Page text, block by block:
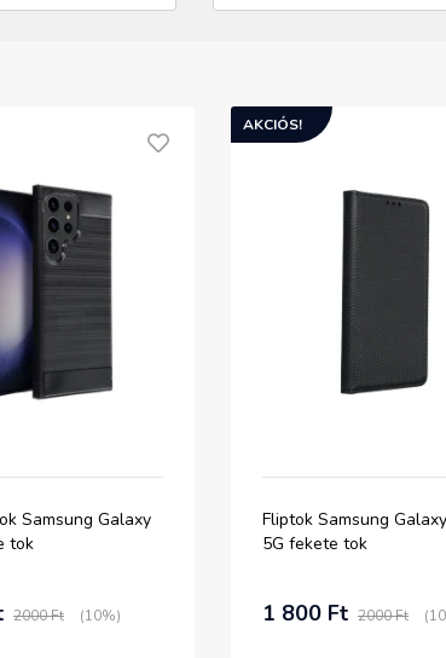
Samsung Galaxy
tok
2000 Ft (10%)
AKCIÓS!
Fliptok Samsung
5G fekete tok
1 800 Ft 2000 Ft